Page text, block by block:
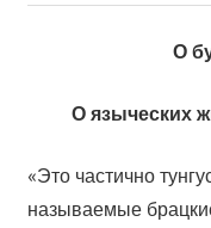
О
О языческих
«Это частично
называемые